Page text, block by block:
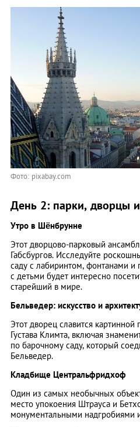
Фото: pixabay.com
День 2: парки, дворцы
Утро в Шёнбрунне
Этот дворцово-парковый
Габсбургов. Исследуйте
саду с лабиринтом, фонтанами и
с детьми будет интересно
старейший в мире.
Бельведер: искусство и
Этот дворец славится
Густава Климта, включая
по барочному саду, который
Бельведер.
Кладбище Центральфридхоф
Один из самых необычных
место упокоения Штрауса и
монументальными надгробиями